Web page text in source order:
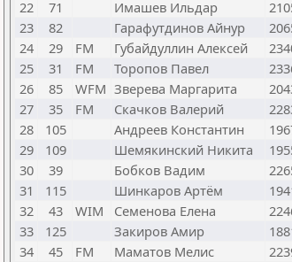
22
71 Имашев Ильдар
23
82 Гарафутдинов Айнур
24
29 FM Губайдуллин Алексей
25
31 FM Торопов Павел
26
85 WFM Зверева Маргарита
27
35 FM Скачков Валерий
28
105 Андреев Константин
29
109 Шемякинский Никита
30
39 Бобков Вадим
31
115 Шинкаров Артём
32
43 WIM Семенова Елена
33
125 Закиров Амир
34
45 FM Маматов Мелис